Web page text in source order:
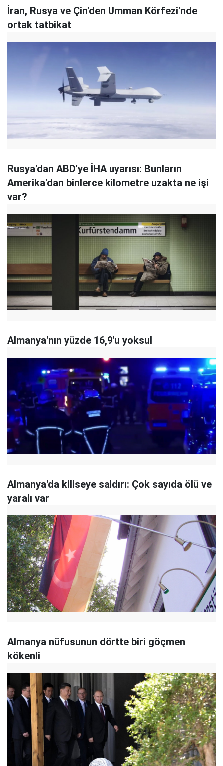
İran, Rusya ve Çin'den Umman Körfezi'nde
ortak tatbikat
Rusya'dan ABD'ye İHA uyarısı: Bunların
Amerika'dan binlerce kilometre uzakta ne işi
var?
Almanya'nın yüzde 16,9'u yoksul
Almanya'da kiliseye saldırı: Çok sayıda ölü ve
yaralı var
Almanya nüfusunun dörtte biri göçmen
kökenli